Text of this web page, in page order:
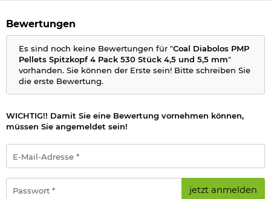
Kaliber: 4,5 mm (.177)
Gewicht pro Diabolo: 0,52 g / 8,02 gr.
Form: Spitzkopf
Schaft: glatt
Verwendungsbereich: bis 50 m
für Luftdruckwaffen bis: 25 Joule
Material: Bleifrei, Hartkerngeschoss aus
Marke: Coal
Inhalt: 200 Stück
Kaliber: 4,5 mm (.177)
Schaft: glatt
Bewertungen
Es sind noch keine Bewertungen für "Coal Diabolos PMP
Pellets Spitzkopf 4 Pack 530 Stück 4,5 und 5,5 mm"
vorhanden. Sie können der Erste sein! Bitte schreiben Sie
die erste Bewertung.
WICHTIG!! Damit Sie eine Bewertung vornehmen können,
müssen Sie angemeldet sein!
Mail-
Adresse
*
jetzt anmelden